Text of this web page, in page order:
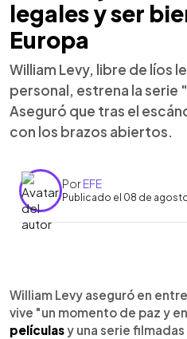
legales y ser
Europa
William Levy, libre de líos
personal, estrena la serie
Aseguró que tras el
con los brazos abiertos.
PorEFE
Publicado el 08 de
► Escuchar artículo
William Levy aseguró en
vive "un momento de paz y
películasy una serie filmadas